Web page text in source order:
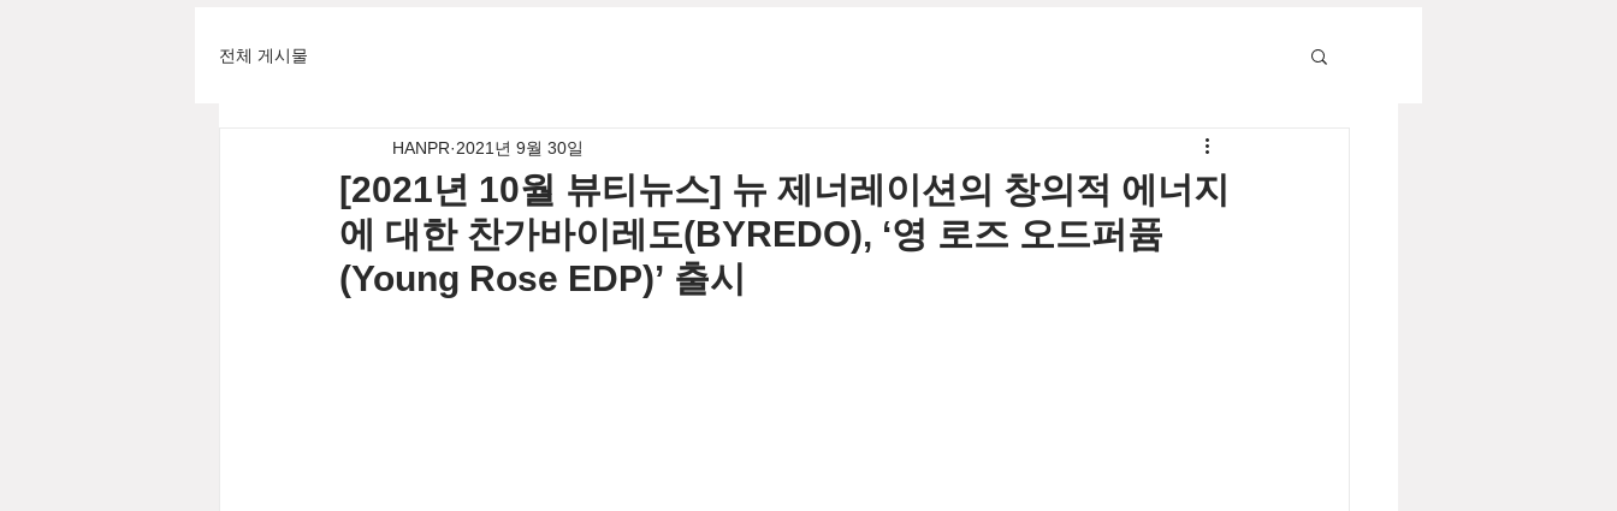
전체 게시물
[2021년 10월 뷰티뉴스] 뉴 제너레이션의 창의적 에너지
에 대한 찬가바이레도(BYREDO), ‘영 로즈 오드퍼퓸
(Young Rose EDP)’ 출시
HANPR 2021년 9월 30일